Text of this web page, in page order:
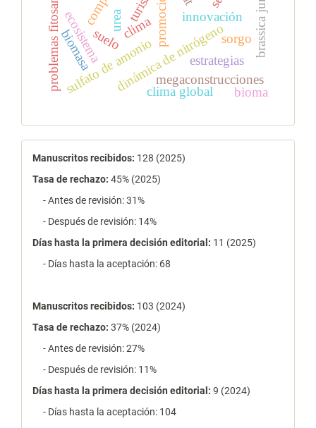
promoción
estrategias
innovación
dinámica de nitrógeno
sulfato de amonio
urea
sorgo
megaconstrucciones
problemas fitosanitarios clima global
ecosistemasuelo brassica juncea
biomasa clima
bioma
estadísticas
Manuscritos recibidos: 128 (2025)
Tasa de rechazo: 45% (2025)
- Antes de revisión: 31%
- Después de revisión: 14%
Días hasta la primera decisión editorial: 11 (2025)
- Días hasta la aceptación: 68
Manuscritos recibidos: 103 (2024)
Tasa de rechazo: 37% (2024)
- Antes de revisión: 27%
- Después de revisión: 11%
Días hasta la primera decisión editorial: 9 (2024)
- Días hasta la aceptación: 104